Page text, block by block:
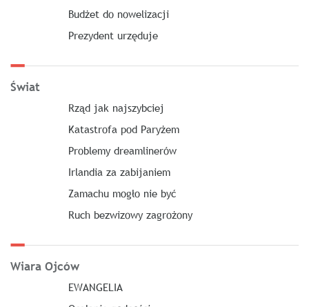
Budżet do nowelizacji
Prezydent urzęduje
Świat
Rząd jak najszybciej
Katastrofa pod Paryżem
Problemy dreamlinerów
Irlandia za zabijaniem
Zamachu mogło nie być
Ruch bezwizowy zagrożony
Wiara Ojców
EWANGELIA